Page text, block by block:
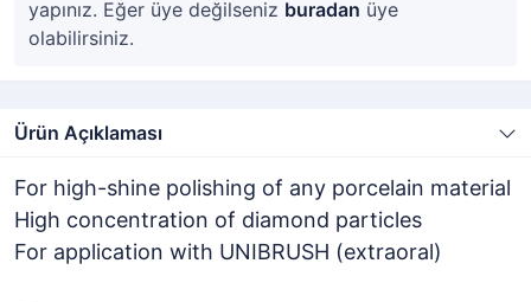
yapınız. Eğer üye değilseniz buradan üye
olabilirsiniz.
Ürün Açıklaması
For high-shine polishing of any porcelain material
High concentration of diamond particles
For application with UNIBRUSH (extraoral)